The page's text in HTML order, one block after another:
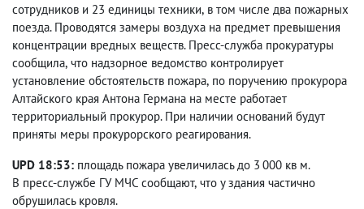
сотрудников и 23 единицы техники, в том числе два пожарных
поезда. Проводятся замеры воздуха на предмет превышения
концентрации вредных веществ. Пресс-служба прокуратуры
сообщила, что надзорное ведомство контролирует
установление обстоятельств пожара, по поручению прокурора
Алтайского края Антона Германа на месте работает
территориальный прокурор. При наличии оснований будут
приняты меры прокурорского реагирования.
UPD 18:53: площадь пожара увеличилась до 3 000 кв м.
В пресс-службе ГУ МЧС сообщают, что у здания частично
обрушилась кровля.